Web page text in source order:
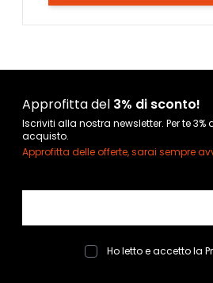
Approfitta del 3% di sconto!
Iscriviti alla nostra newsletter. Per te
acquisto.
Approfitta delle offerte, sarai sempre
Ho letto e accetto la